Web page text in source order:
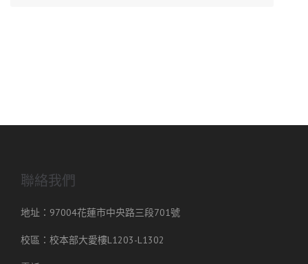
聯絡我們
地址：97004花蓮市中央路三段701號
校區：校本部大愛樓L1203-L1302